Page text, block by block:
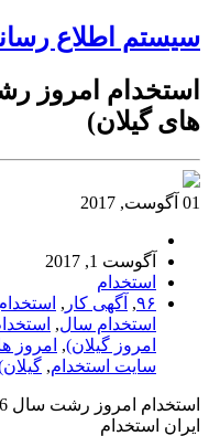
سیستم اطلاع
های گیلان)
01 آگوست, 2017
آگوست 1, 2017
استخدام
۹۶, آگهی کار , استخدام
استخدام سال,
امروز گیلان), امروز
سایت استخدام,
استخدام امروز رشت سال 96 (نیازمندی های گیلان)
ایران استخدام